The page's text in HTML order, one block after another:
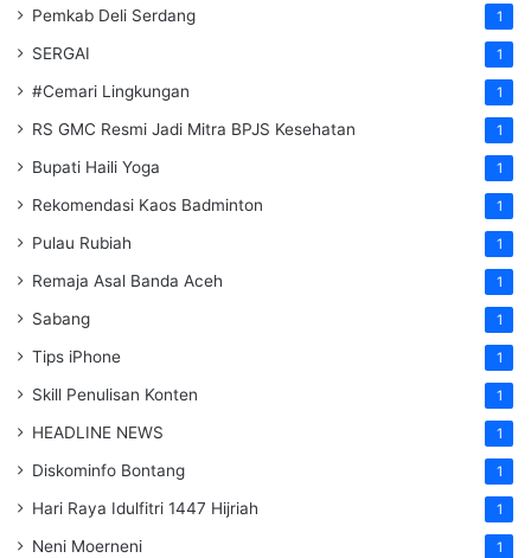
Pemkab Deli Serdang 1
SERGAI 1
#Cemari Lingkungan 1
RS GMC Resmi Jadi Mitra BPJS Kesehatan 1
Bupati Haili Yoga 1
Rekomendasi Kaos Badminton 1
Pulau Rubiah 1
Remaja Asal Banda Aceh 1
Sabang 1
Tips iPhone 1
Skill Penulisan Konten 1
HEADLINE NEWS 1
Diskominfo Bontang 1
Hari Raya Idulfitri 1447 Hijriah 1
Neni Moerneni 1